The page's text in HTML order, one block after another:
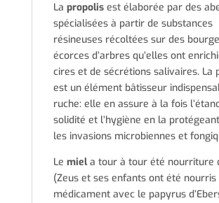
La propolis est élaborée par des
spécialisées à partir de substances
résineuses récoltées sur des
écorces d’arbres qu’elles ont
cires et de sécrétions salivaires. La
est un élément bâtisseur
ruche: elle en assure à la fois
solidité et l’hygiène en la
les invasions microbiennes et
Le miela tour à tour été nourriture
(Zeus et ses enfants ont été nourris
médicament avec le papyrus